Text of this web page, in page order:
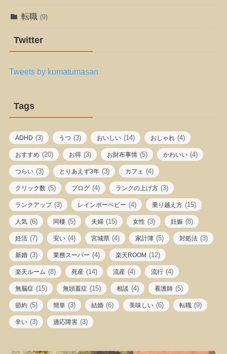
転職 (9)
Twitter
Tweets by kumatumasan
Tags
ADHD (3) うつ (3) おいしい (14) おしゃれ (4)
おすすめ (20) お得 (3) お財布事情 (5) かわいい (4)
つらい (3) とりあえず3年 (3) カフェ (4)
クリック数 (5) ブログ (4) ランクの上げ方 (3)
ランクアップ(3) レインボーベビー (4) 乗り越え方 (15)
人気 (6) 同棲 (5) 夫婦 (15) 女性 (3) 妊娠 (8)
妊活 (7) 安い (4) 宮城県 (4) 家計簿 (5) 対処法 (3)
新婚 (3) 業務スーパー (4) 楽天ROOM (12)
楽天ルーム (8) 死産 (14) 流産 (4) 流行 (4)
無脳症 (15) 無頭蓋症 (15) 相談 (4) 看護師 (5)
節約 (5) 簡単 (3) 結婚 (6) 美味しい (6) 転職 (9)
辛い (3) 適応障害 (3)